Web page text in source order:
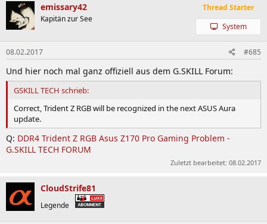
emissary42
Kapitän zur See
Thread Starter
System
08.02.2017 #685
Und hier noch mal ganz offiziell aus dem G.SKILL Forum:
GSKILL TECH schrieb:
Correct, Trident Z RGB will be recognized in the next ASUS Aura
update.
Q: DDR4 Trident Z RGB Asus Z170 Pro Gaming Problem -
G.SKILL TECH FORUM
Zuletzt bearbeitet: 08.02.2017
CloudStrife81
Legende